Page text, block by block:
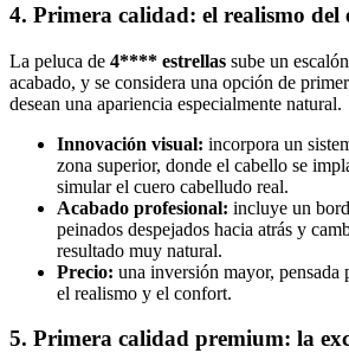
4. Primera calidad: el realismo del
La peluca de 4**** estrellas sube un
acabado, y se considera una opción de
desean una apariencia especialmente natural.
Innovación visual: incorpora un
zona superior, donde el cabello se
simular el cuero cabelludo real.
Acabado profesional: incluye un
peinados despejados hacia atrás y
resultado muy natural.
Precio: una inversión mayor, pensada
el realismo y el confort.
5. Primera calidad premium: la